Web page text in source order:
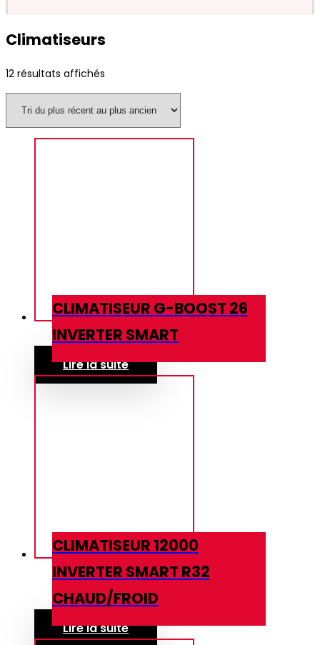
Climatiseurs
12 résultats affichés
CLIMATISEUR G-BOOST 26
INVERTER SMART
Lire la suite
CLIMATISEUR 12000
INVERTER SMART R32
CHAUD/FROID
Lire la suite